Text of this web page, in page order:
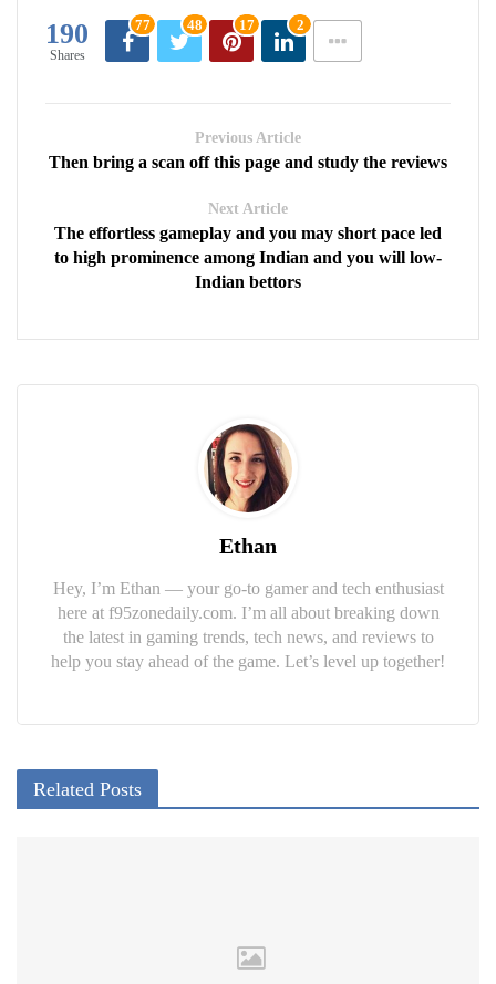
190
Shares
77 48 17 2
Previous Article
Then bring a scan off this page and study the reviews
Next Article
The effortless gameplay and you may short pace led
to high prominence among Indian and you will low-
Indian bettors
Ethan
Hey, I’m Ethan — your go-to gamer and tech enthusiast
here at f95zonedaily.com. I’m all about breaking down
the latest in gaming trends, tech news, and reviews to
help you stay ahead of the game. Let’s level up together!
Related Posts